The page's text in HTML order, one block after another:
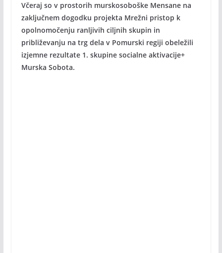
Včeraj so v prostorih murskosoboške Mensane na
zaključnem dogodku projekta Mrežni pristop k
opolnomočenju ranljivih ciljnih skupin in
približevanju na trg dela v Pomurski regiji obeležili
izjemne rezultate 1. skupine socialne aktivacije+
Murska Sobota.